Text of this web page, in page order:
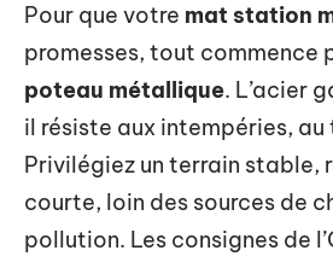
Pour que votre mat station
promesses, tout commence
poteau métallique. L’acier
il résiste aux intempéries, au
Privilégiez un terrain stable,
courte, loin des sources de
pollution. Les consignes de